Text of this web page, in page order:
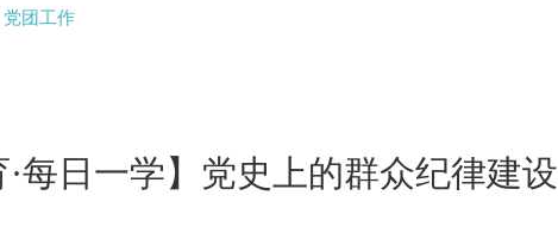
党团工作
·每日一学】党史上的群众纪律建设